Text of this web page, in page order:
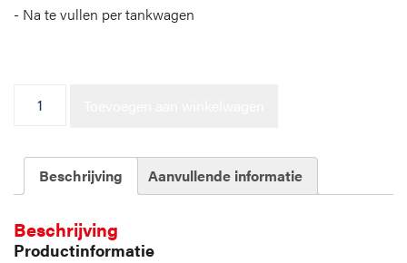
Na te vullen per tankwagen
- Lekbak aantal
Beschrijving Aanvullende informatie
Beschrijving
Productinformatie